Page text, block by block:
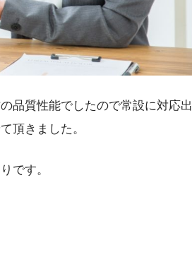
品質性能でしたので常設に対応出
頂きました。
です。